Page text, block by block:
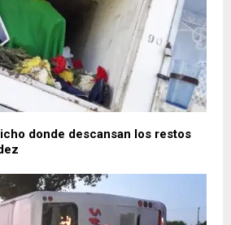
donde descansan los restos